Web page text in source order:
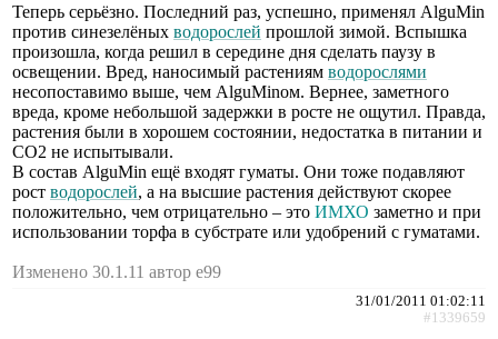
Теперь серьёзно. Последний раз, успешно, применял AlguMin
против синезелёных водорослей прошлой зимой. Вспышка
произошла, когда решил в середине дня сделать паузу в
освещении. Вред, наносимый растениям водорослями
несопоставимо выше, чем AlguMinом. Вернее, заметного
вреда, кроме небольшой задержки в росте не ощутил. Правда,
растения были в хорошем состоянии, недостатка в питании и
СО2 не испытывали.
В состав AlguMin ещё входят гуматы. Они тоже подавляют
рост водорослей, а на высшие растения действуют скорее
положительно, чем отрицательно – это ИМХО заметно и при
использовании торфа в субстрате или удобрений с гуматами.
Изменено 30.1.11 автор e99
31/01/2011 01:02:11
#1339659